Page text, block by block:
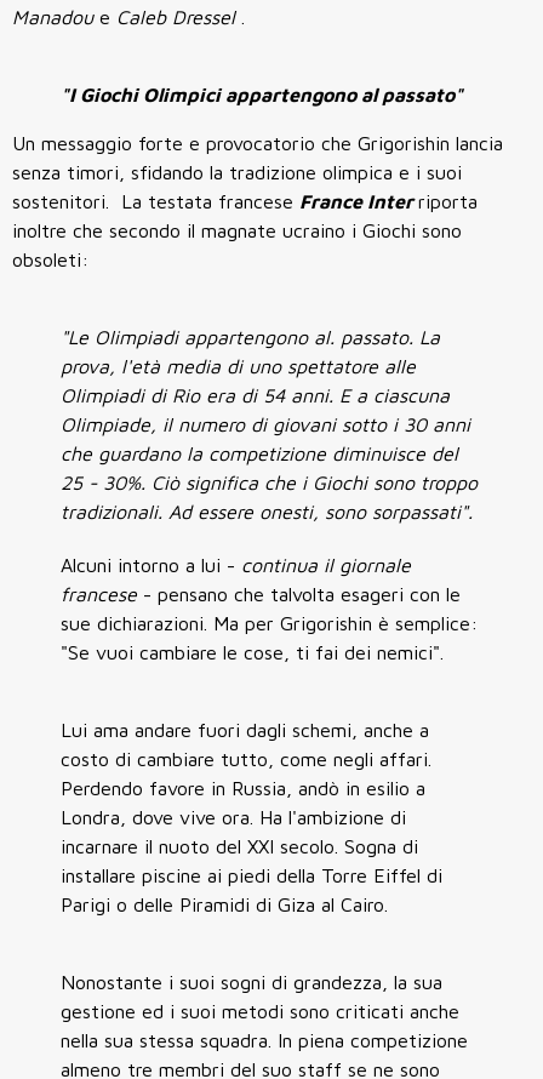
Manadou e Caleb Dressel
"I Giochi Olimpici appartengono al passato"
Un messaggio forte e provocatorio che Grigorishin lancia
senza timori, sfidando la tradizione olimpica e i suoi
sostenitori. La testata francese France Interriporta
inoltre che secondo il magnate ucraino i Giochi sono
obsoleti:
"Le Olimpiadi appartengono al. passato. La
prova, l'età media di uno spettatore alle
Olimpiadi di Rio era di 54 anni. E a ciascuna
Olimpiade, il numero di giovani sotto i 30 anni
che guardano la competizione diminuisce del
25 - 30%. Ciò significa che i Giochi sono troppo
tradizionali. Ad essere onesti, sono sorpassati".
Alcuni intorno a lui - continua il giornale
francese - pensano che talvolta esageri con le
sue dichiarazioni. Ma per Grigorishin è semplice:
"Se vuoi cambiare le cose, ti fai dei nemici".
Lui ama andare fuori dagli schemi, anche a
costo di cambiare tutto, come negli affari.
Perdendo favore in Russia, andò in esilio a
Londra, dove vive ora. Ha l'ambizione di
incarnare il nuoto del XXI secolo. Sogna di
installare piscine ai piedi della Torre Eiffel di
Parigi o delle Piramidi di Giza al Cairo.
Nonostante i suoi sogni di grandezza, la sua
gestione ed i suoi metodi sono criticati anche
nella sua stessa squadra. In piena competizione
almeno tre membri del suo staff se ne sono